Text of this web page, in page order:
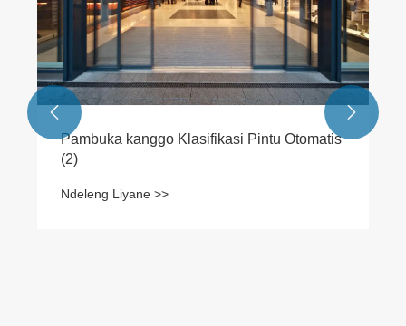
Pambuka kanggo Klasifikasi Pintu Otomatis
(2)
Ndeleng Liyane >>
 